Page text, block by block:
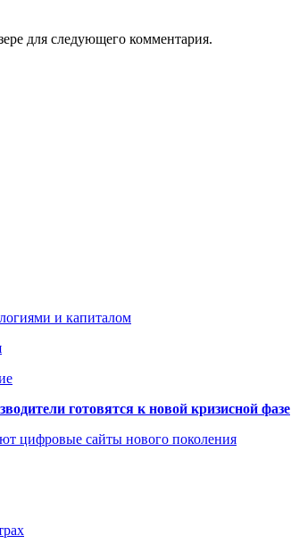
для следующего комментария.
и капиталом
готовятся к новой кризисной фазе
цифровые сайты нового поколения